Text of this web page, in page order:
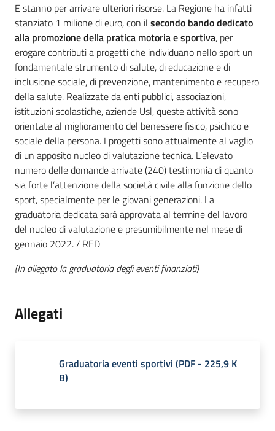
E stanno per arrivare ulteriori risorse. La Regione ha infatti
stanziato 1 milione di euro, con il secondo bando dedicato
alla promozione della pratica motoria e sportiva, per
erogare contributi a progetti che individuano nello sport un
fondamentale strumento di salute, di educazione e di
inclusione sociale, di prevenzione, mantenimento e recupero
della salute. Realizzate da enti pubblici, associazioni,
istituzioni scolastiche, aziende Usl, queste attività sono
orientate al miglioramento del benessere fisico, psichico e
sociale della persona. I progetti sono attualmente al vaglio
di un apposito nucleo di valutazione tecnica. L’elevato
numero delle domande arrivate (240) testimonia di quanto
sia forte l’attenzione della società civile alla funzione dello
sport, specialmente per le giovani generazioni. La
graduatoria dedicata sarà approvata al termine del lavoro
del nucleo di valutazione e presumibilmente nel mese di
gennaio 2022. / RED
(In allegato la graduatoria degli eventi finanziati)
Allegati
Graduatoria eventi sportivi (PDF - 225,9 K
B)